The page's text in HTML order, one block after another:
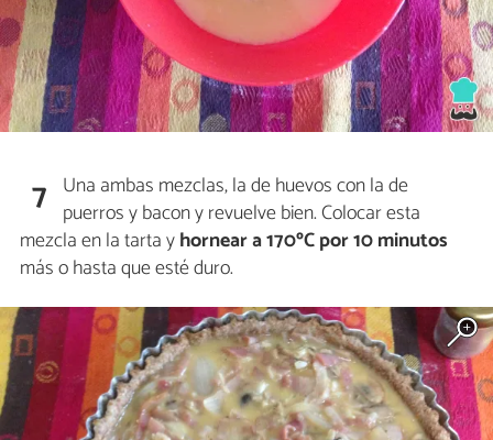
7 Una ambas mezclas, la de huevos con la de
puerros y bacon y revuelve bien. Colocar esta
mezcla en la tarta yhornear a 170ºC por 10 minutos
más o hasta que esté duro.